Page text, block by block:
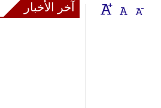
آخر الأخبار